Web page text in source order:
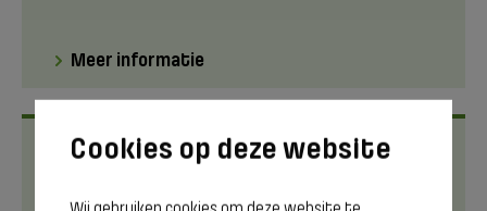
Meer informatie
Programma
Praktische kennis voor het professioneel